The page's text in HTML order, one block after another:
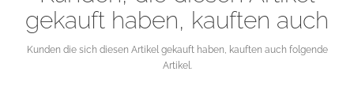
gekauft haben, kauften auch
Kunden die sich diesen Artikel gekauft haben, kauften auch folgende
Artikel.